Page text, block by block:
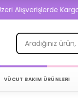
Kargo
VÜCUT BAKIM ÜRÜNLERİ